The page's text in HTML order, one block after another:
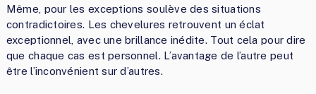
Même, pour les exceptions soulève des situations
contradictoires. Les chevelures retrouvent un éclat
exceptionnel, avec une brillance inédite. Tout cela pour dire
que chaque cas est personnel. L’avantage de l’autre peut
être l’inconvénient sur d’autres.